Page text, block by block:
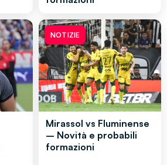
NOTIZIE
Mirassol vs Fluminense
– Novità e probabili
formazioni